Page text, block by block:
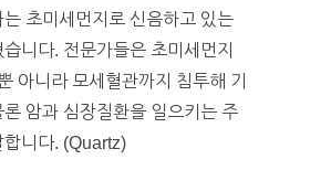
는 초미세먼지로 신음하고 있는
니다. 전문가들은 초미세먼지
아니라 모세혈관까지 침투해 기
암과 심장질환을 일으키는 주
합니다. (Quartz)